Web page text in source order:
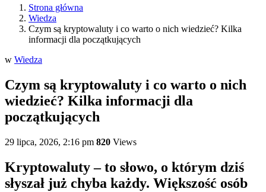
Strona główna
Wiedza
Czym są kryptowaluty i co warto o nich wiedzieć? Kilka
informacji dla początkujących
w Wiedza
Czym są kryptowaluty i co warto o nich
wiedzieć? Kilka informacji dla
początkujących
29 lipca, 2026, 2:16 pm 820 Views
Kryptowaluty – to słowo, o którym dziś
słyszał już chyba każdy. Większość osób